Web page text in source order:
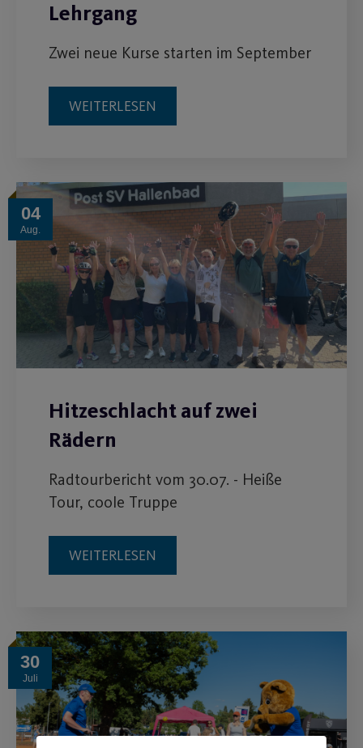
Lehrgang
Zwei neue Kurse starten im September
WEITERLESEN
04
Aug.
Hitzeschlacht auf zwei
Rädern
Radtourbericht vom 30.07. - Heiße
Tour, coole Truppe
WEITERLESEN
30
Juli